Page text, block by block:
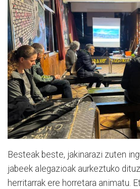
Besteak beste, jakinarazi zuten
jabeek alegazioak aurkeztuko
herritarrak ere horretara animatu.